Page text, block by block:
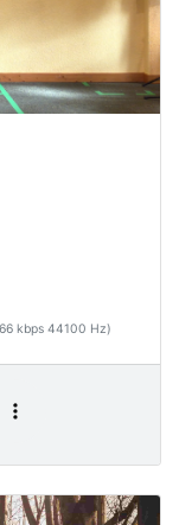
kbps 44100 Hz)